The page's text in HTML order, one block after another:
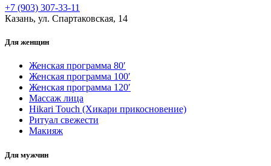
+7 (903) 307-33-11
Казань, ул. Спартаковская, 14
Для женщин
Женская программа 80′
Женская программа 100′
Женская программа 120′
Массаж лица
Hikari Touch (Хикари прикосновение)
Ритуал свежести
Макияж
Для мужчин